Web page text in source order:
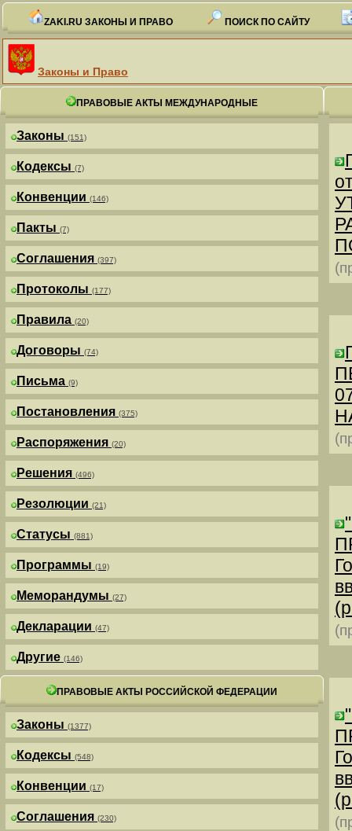
ZAKI.RU ЗАКОНЫ И ПРАВО ПОИСК ПО САЙТУ
Законы и Право
ПРАВОВЫЕ АКТЫ МЕЖДУНАРОДНЫЕ
Законы (151)
Кодексы (7)
Конвенции (146)
Пакты (7)
Соглашения (397)
Протоколы (177)
Правила (20)
Договоры (74)
Письма (9)
Постановления (375)
Распоряжения (20)
Решения (496)
Резолюции (21)
Статусы (881)
Программы (19)
Меморандумы (27)
Декларации (47)
Другие (146)
ПРАВОВЫЕ АКТЫ РОССИЙСКОЙ ФЕДЕРАЦИИ
Законы (1377)
Кодексы (548)
Конвенции (17)
Соглашения (230)